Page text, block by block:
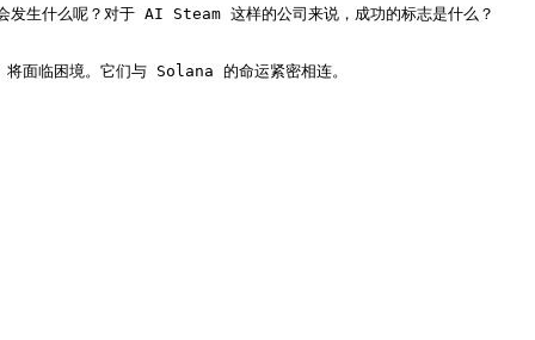
发生什么呢？对于 AI Steam 这样的公司来说，成功的标志是什么？
面临困境。它们与 Solana 的命运紧密相连。